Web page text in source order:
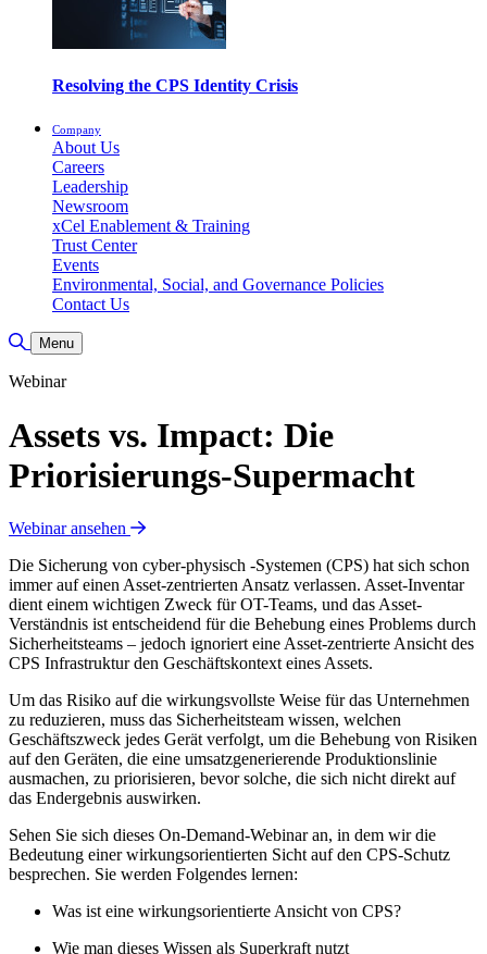
Resolving the CPS Identity Crisis
Company
About Us
Careers
Leadership
Newsroom
xCel Enablement & Training
Trust Center
Events
Environmental, Social, and Governance Policies
Contact Us
Toggle Search
Menu
Webinar
Assets vs. Impact: Die
Priorisierungs-Supermacht
Webinar ansehen
Die Sicherung von cyber-physisch -Systemen (CPS) hat sich schon
immer auf einen Asset-zentrierten Ansatz verlassen. Asset-Inventar
dient einem wichtigen Zweck für OT-Teams, und das Asset-
Verständnis ist entscheidend für die Behebung eines Problems durch
Sicherheitsteams – jedoch ignoriert eine Asset-zentrierte Ansicht des
CPS Infrastruktur den Geschäftskontext eines Assets.
Um das Risiko auf die wirkungsvollste Weise für das Unternehmen
zu reduzieren, muss das Sicherheitsteam wissen, welchen
Geschäftszweck jedes Gerät verfolgt, um die Behebung von Risiken
auf den Geräten, die eine umsatzgenerierende Produktionslinie
ausmachen, zu priorisieren, bevor solche, die sich nicht direkt auf
das Endergebnis auswirken.
Sehen Sie sich dieses On-Demand-Webinar an, in dem wir die
Bedeutung einer wirkungsorientierten Sicht auf den CPS-Schutz
besprechen. Sie werden Folgendes lernen:
Was ist eine wirkungsorientierte Ansicht von CPS?
Wie man dieses Wissen als Superkraft nutzt